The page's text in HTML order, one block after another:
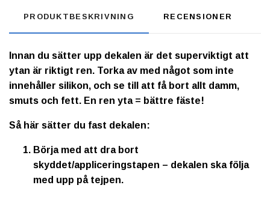
PRODUKTBESKRIVNING RECENSIONER
Innan du sätter upp dekalen är det superviktigt att
ytan är riktigt ren. Torka av med något som inte
innehåller silikon, och se till att få bort allt damm,
smuts och fett. En ren yta = bättre fäste!
Så här sätter du fast dekalen:
Börja med att dra bort
skyddet/appliceringstapen – dekalen ska följa
med upp på tejpen.